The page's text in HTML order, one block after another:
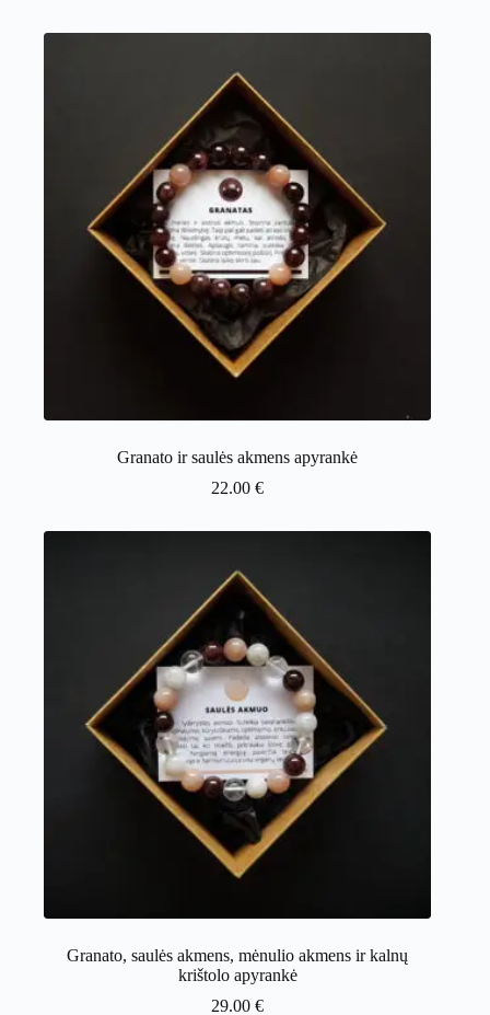
Granato ir saulės akmens apyrankė
22.00€
Granato, saulės akmens, mėnulio akmens ir kalnų
krištolo apyrankė
29.00€